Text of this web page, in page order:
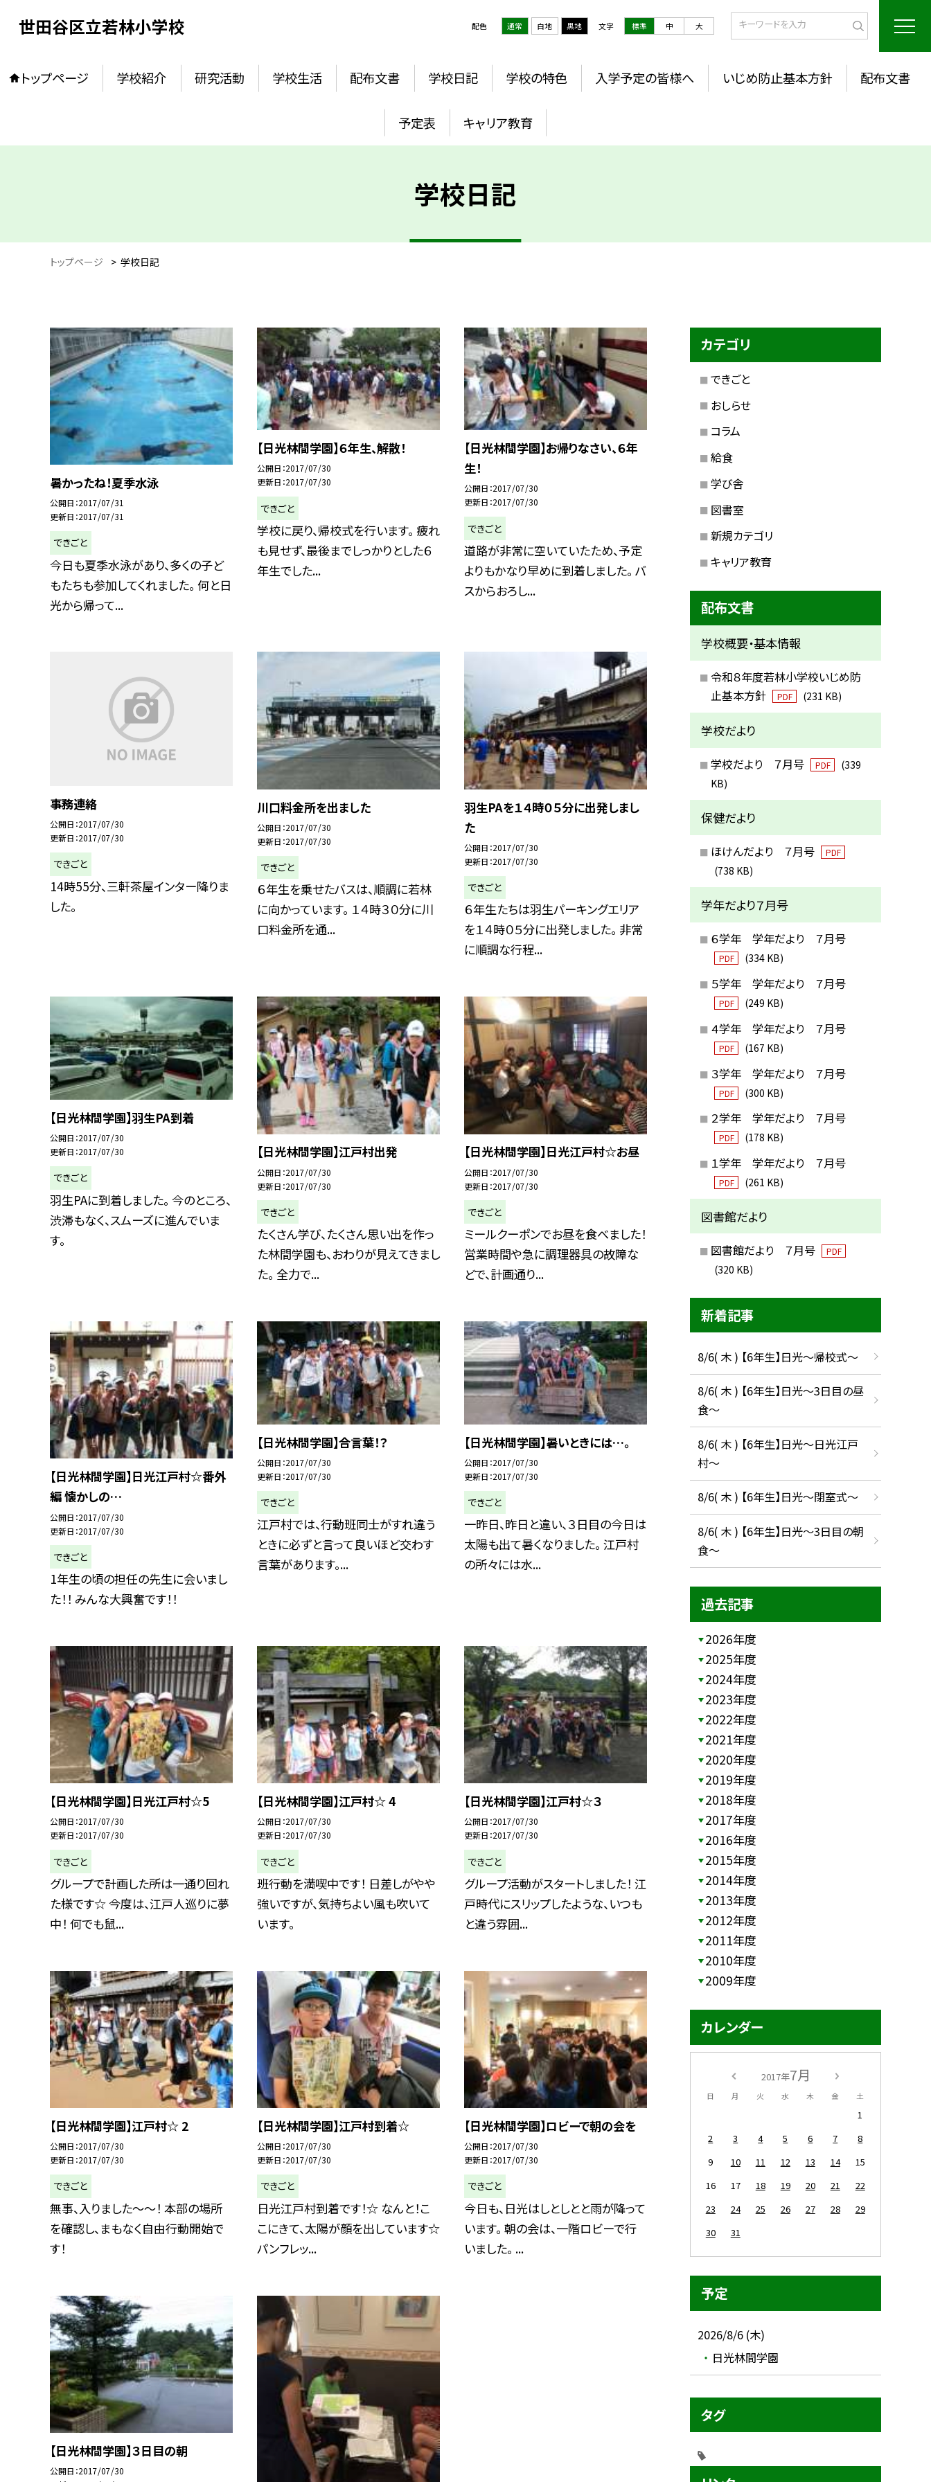
世田谷区立若林小学校 配色 通常 白地 黒地 文字 標準 中 大
トップページ 学校紹介 研究活動 学校生活 配布文書 学校日記 学校の特色 入学予定の皆様へ いじめ防止基本方針 配布文書
予定表 キャリア教育
学校日記
トップページ > 学校日記
暑かったね！夏季水泳
公開日 2017/07/31
更新日 2017/07/31
できごと
今日も夏季水泳があり、多くの子ど
もたちも参加してくれました。 何と日
光から帰って...
【日光林間学園】６年生、解散！
公開日 2017/07/30
更新日 2017/07/30
できごと
学校に戻り、帰校式を行います。 疲れ
も見せず、最後までしっかりとした６
年生でした...
【日光林間学園】お帰りなさい、６年
生！
公開日 2017/07/30
更新日 2017/07/30
できごと
道路が非常に空いていたため、予定
よりもかなり早めに到着しました。 バ
スからおろし...
事務連絡
公開日 2017/07/30
更新日 2017/07/30
できごと
14時55分、三軒茶屋インター降りま
した。
川口料金所を出ました
公開日 2017/07/30
更新日 2017/07/30
できごと
６年生を乗せたバスは、順調に若林
に向かっています。 １４時３０分に川
口料金所を通...
羽生PAを１４時０５分に出発しまし
た
公開日 2017/07/30
更新日 2017/07/30
できごと
６年生たちは羽生パーキングエリア
を１４時０５分に出発しました。 非常
に順調な行程...
【日光林間学園】羽生PA到着
公開日 2017/07/30
更新日 2017/07/30
できごと
羽生PAに到着しました。 今のところ、
渋滞もなく、スムーズに進んでいま
す。
【日光林間学園】江戸村出発
公開日 2017/07/30
更新日 2017/07/30
できごと
たくさん学び、たくさん思い出を作っ
た林間学園も、おわりが見えてきまし
た。 全力で...
【日光林間学園】日光江戸村☆お昼
公開日 2017/07/30
更新日 2017/07/30
できごと
ミールクーポンでお昼を食べました！
営業時間や急に調理器具の故障な
どで、計画通り...
【日光林間学園】日光江戸村☆番外
編 懐かしの…
公開日 2017/07/30
更新日 2017/07/30
できごと
1年生の頃の担任の先生に会いまし
た！！ みんな大興奮です！！
【日光林間学園】合言葉！？
公開日 2017/07/30
更新日 2017/07/30
できごと
江戸村では、行動班同士がすれ違う
ときに必ずと言って良いほど交わす
言葉があります。...
【日光林間学園】暑いときには…。
公開日 2017/07/30
更新日 2017/07/30
できごと
一昨日、昨日と違い、３日目の今日は
太陽も出て暑くなりました。 江戸村
の所々には水...
【日光林間学園】日光江戸村☆5
公開日 2017/07/30
更新日 2017/07/30
できごと
グループで計画した所は一通り回れ
た様です☆ 今度は、江戸人巡りに夢
中！ 何でも鼠...
【日光林間学園】江戸村☆ 4
公開日 2017/07/30
更新日 2017/07/30
できごと
班行動を満喫中です！ 日差しがやや
強いですが、気持ちよい風も吹いて
います。
【日光林間学園】江戸村☆３
公開日 2017/07/30
更新日 2017/07/30
できごと
グループ活動がスタートしました！ 江
戸時代にスリップしたような、いつも
と違う雰囲...
【日光林間学園】江戸村☆ 2
公開日 2017/07/30
更新日 2017/07/30
できごと
無事、入りました〜〜！ 本部の場所
を確認し、まもなく自由行動開始で
す！
【日光林間学園】江戸村到着☆
公開日 2017/07/30
更新日 2017/07/30
できごと
日光江戸村到着です！☆ なんと！こ
こにきて、太陽が顔を出しています☆
パンフレッ...
【日光林間学園】ロビーで朝の会を
公開日 2017/07/30
更新日 2017/07/30
できごと
今日も、日光はしとしとと雨が降って
います。 朝の会は、一階ロビーで行
いました。 ...
【日光林間学園】３日目の朝
公開日 2017/07/30
カテゴリ
できごと
おしらせ
コラム
給食
学び舎
図書室
新規カテゴリ
キャリア教育
配布文書
学校概要・基本情報
令和８年度若林小学校いじめ防
止基本方針
PDF (231 KB)
学校だより
学校だより ７月号 PDF
(339
KB)
保健だより
ほけんだより ７月号 PDF
(738 KB)
学年だより７月号
６学年 学年だより ７月号
PDF (334 KB)
５学年 学年だより ７月号
PDF (249 KB)
４学年 学年だより ７月号
PDF (167 KB)
３学年 学年だより ７月号
PDF (300 KB)
２学年 学年だより ７月号
PDF (178 KB)
１学年 学年だより ７月号
PDF (261 KB)
図書館だより
図書館だより ７月号 PDF
(320 KB)
新着記事
8/6( 木 ) 【6年生】日光〜帰校式〜
8/6( 木 ) 【6年生】日光〜3日目の昼
食〜
8/6( 木 ) 【6年生】日光〜日光江戸
村〜
8/6( 木 ) 【6年生】日光〜閉室式〜
8/6( 木 ) 【6年生】日光〜3日目の朝
食〜
過去記事
2026年度
2025年度
2024年度
2023年度
2022年度
2021年度
2020年度
2019年度
2018年度
2017年度
2016年度
2015年度
2014年度
2013年度
2012年度
2011年度
2010年度
2009年度
カレンダー
2017年7月
日 月 火 水 木 金 土
1
2
3 4 5 6 7
8
9
10 11 12 13 14
15
16
17 18 19 20 21
22
23
24 25 26 27 28
29
30
31
予定
2026/8/6 (木)
日光林間学園
タグ